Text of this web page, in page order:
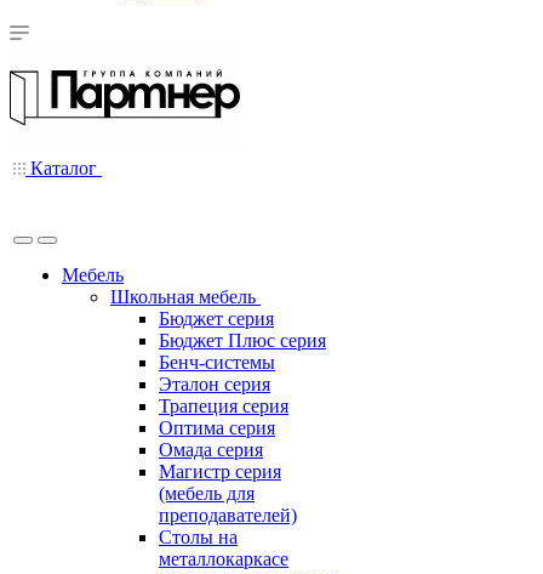
Каталог
Мебель
Школьная мебель
Бюджет серия
Бюджет Плюс серия
Бенч-системы
Эталон серия
Трапеция серия
Оптима серия
Омада серия
Магистр серия
(мебель для
преподавателей)
Столы на
металлокаркасе